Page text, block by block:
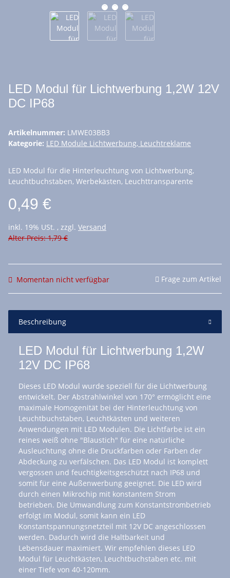
LED Modul für Lichtwerbung 1,2W 12V
DC IP68
Artikelnummer: LMWE03BB3
Kategorie: LED Module Lichtwerbung, Leuchtreklame
LED Modul für die Hinterleuchtung von Lichtwerbung,
Leuchtbuchstaben, Werbekästen, Leuchttransparente
0,49 €
inkl. 19% USt. , zzgl. Versand
Alter Preis: 1,79 €
Momentan nicht verfügbar Frage zum Artikel
Beschreibung
LED Modul für Lichtwerbung 1,2W
12V DC IP68
Dieses LED Modul wurde speziell für die Lichtwerbung
entwickelt. Der Abstrahlwinkel von 170° ermöglicht eine
maximale Homogenität bei der Hinterleuchtung von
Leuchtbuchstaben, Leuchtkästen und weiteren
Anwendungen mit LED Modulen. Die Lichtfarbe ist ein
reines weiß ohne "Blaustich" für eine natürliche
Ausleuchtung ohne die Druckfarben oder Farben der
Abdeckung zu verfälschen. Das LED Modul ist komplett
vergossen und feuchtigkeitsgeschützt nach IP68 und
somit für eine Außenwerbung geeignet. Die LED wird
durch einen Mikrochip mit konstantem Strom
betrieben. Die Umwandlung zum Konstantstrombetrieb
erfolgt im Modul, somit kann ein LED
Konstantspannungsnetzteil mit 12V DC angeschlossen
werden. Dadurch wird die Haltbarkeit und
Lebensdauer maximiert. Wir empfehlen dieses LED
Modul für Leuchtkästen, Leuchtbuchstaben etc. mit
einer Tiefe von 40-120mm.